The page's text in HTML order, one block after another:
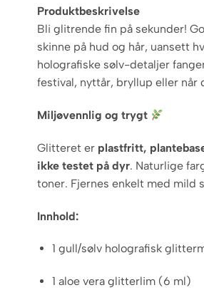
Produktbeskrivelse
Bli glitrende fin på sekunder!
skinne på hud og hår, uansett
holografiske sølv-detaljer
festival, nyttår, bryllup eller når
Miljøvennlig og trygt
Glitteret er plastfritt,
ikke testet på dyr. Naturlige
toner. Fjernes enkelt med mild
Innhold:
1 gull/sølv holografisk
1 aloe vera glitterlim (6 ml)